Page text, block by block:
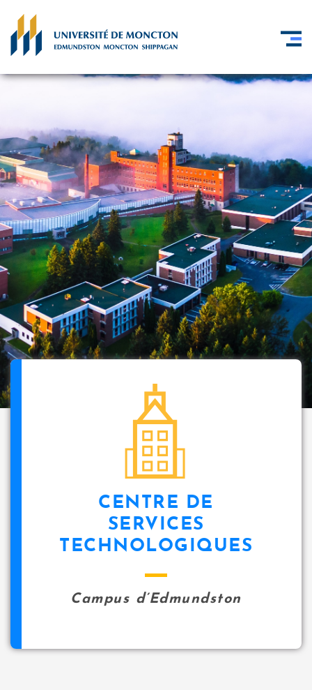
CENTRE DE
SERVICES
TECHNOLOGIQUES
Campus d’Edmundston